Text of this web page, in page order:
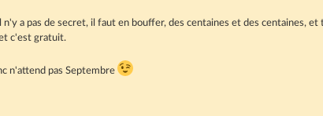
a pas de secret, il faut en bouffer, des centaines et des centaines, et
c'est gratuit.
n'attend pas Septembre